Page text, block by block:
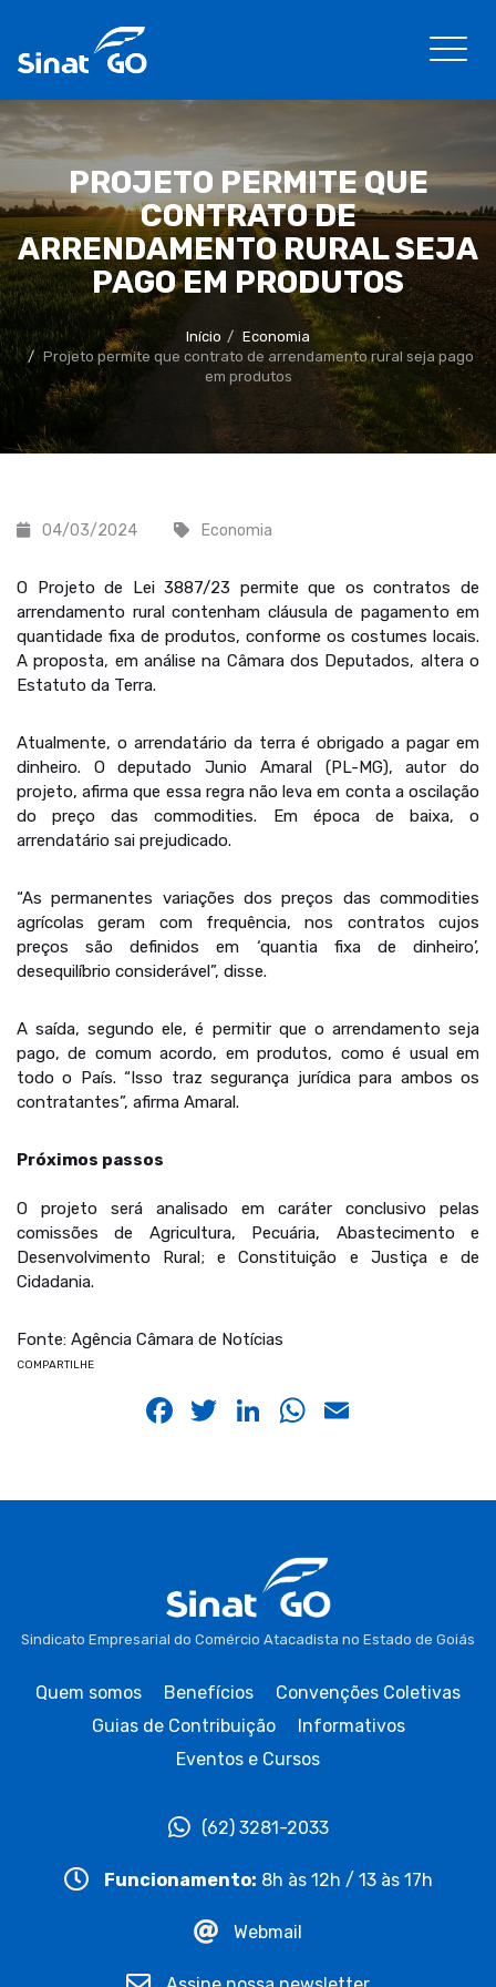
PROJETO PERMITE QUE
CONTRATO DE
ARRENDAMENTO RURAL SEJA
PAGO EM PRODUTOS
Início
Economia
Projeto permite que contrato de arrendamento rural seja pago
em produtos
04/03/2024 Economia
O Projeto de Lei 3887/23 permite que os contratos de
arrendamento rural contenham cláusula de pagamento em
quantidade fixa de produtos, conforme os costumes locais.
A proposta, em análise na Câmara dos Deputados, altera o
Estatuto da Terra.
Atualmente, o arrendatário da terra é obrigado a pagar em
dinheiro. O deputado Junio Amaral (PL-MG), autor do
projeto, afirma que essa regra não leva em conta a oscilação
do preço das commodities. Em época de baixa, o
arrendatário sai prejudicado.
“As permanentes variações dos preços das commodities
agrícolas geram com frequência, nos contratos cujos
preços são definidos em ‘quantia fixa de dinheiro’,
desequilíbrio considerável”, disse.
A saída, segundo ele, é permitir que o arrendamento seja
pago, de comum acordo, em produtos, como é usual em
todo o País. “Isso traz segurança jurídica para ambos os
contratantes”, afirma Amaral.
Próximos passos
O projeto será analisado em caráter conclusivo pelas
comissões de Agricultura, Pecuária, Abastecimento e
Desenvolvimento Rural; e Constituição e Justiça e de
Cidadania.
Fonte: Agência Câmara de Notícias
COMPARTILHE
Facebook
Twitter
LinkedIn
WhatsApp
Sindicato Empresarial do Comércio Atacadista no Estado de Goiás
Quem somos Benefícios
Convenções Coletivas
Guias de Contribuição
Informativos
Eventos e Cursos
(62) 3281-2033
Funcionamento: 8h às 12h / 13 às 17h
Webmail